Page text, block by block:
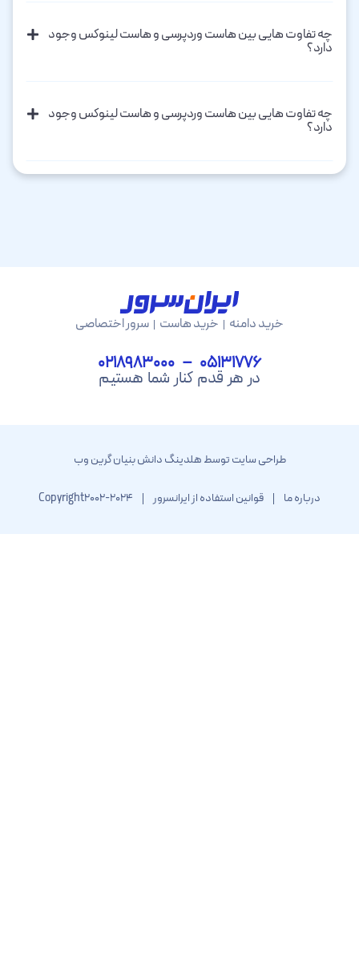
هایی بین هاست وردپرسی و هاست لینوکس وجود
هایی بین هاست وردپرسی و هاست لینوکس وجود
خرید دامنه خرید هاست سرور اختصاصی
05131776 – 0218983000
در هر قدم کنار شما هستیم
طراحی سایت توسط هلدینگ دانش بنیان گرین وب
قوانین استفاده از ایرانسرور Copyright2002-2024